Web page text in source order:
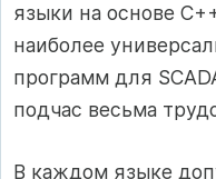
языки на основе
наиболее
программ для
подчас весьма
В каждом языке